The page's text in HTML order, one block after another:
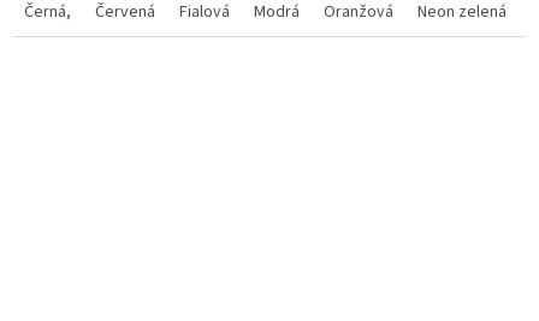
Černá, Červená Fialová Modrá Oranžová Neon zelená